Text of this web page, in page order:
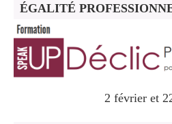
ÉGALITÉ
2 février et